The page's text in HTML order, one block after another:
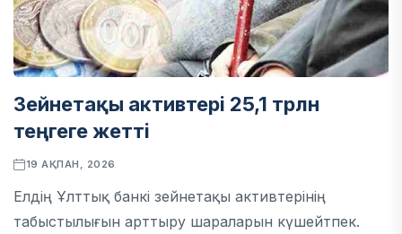
Зейнетақы активтері 25,1 трлн
теңгеге жетті
19 АҚПАН, 2026
Елдің Ұлттық банкі зейнетақы активтерінің
табыстылығын арттыру шараларын күшейтпек.